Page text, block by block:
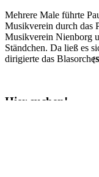
Mehrere Male führte
Musikverein durch das
Musikverein Nienborg
Ständchen. Da ließ es
dirigierte das
Hier suchen!